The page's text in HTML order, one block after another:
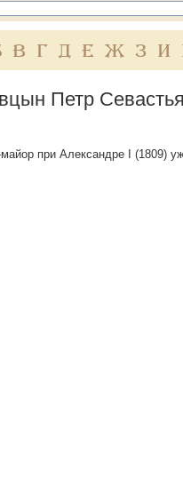
В Г Д Е Ж З И
Петр
майор при Александре I (1809)